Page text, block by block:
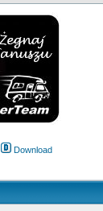
Download